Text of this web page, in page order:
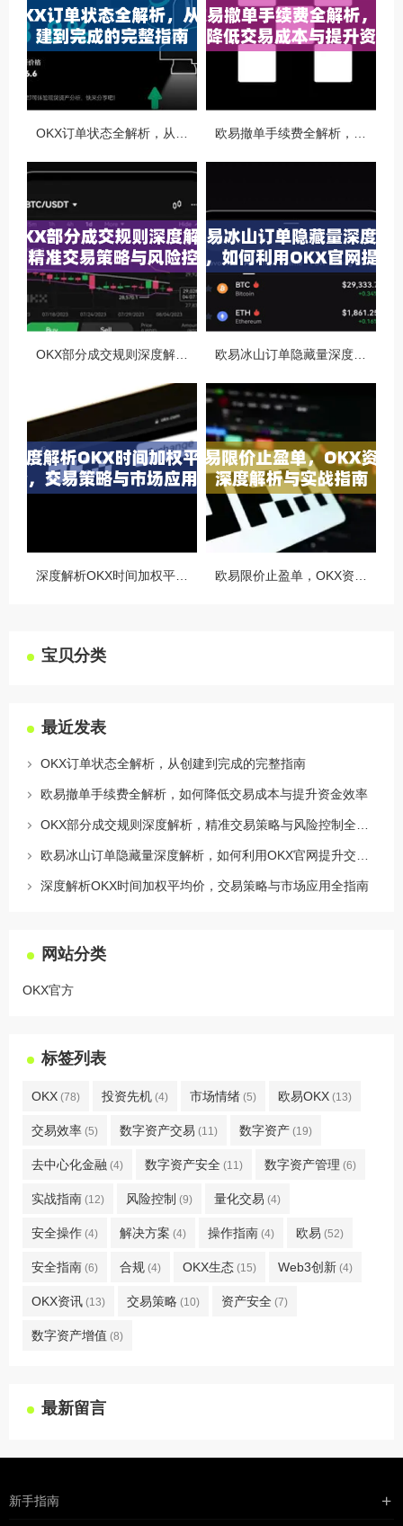
宝贝分类
最近发表
OKX订单状态全解析，从创建到完成的完整指南
欧易撤单手续费全解析，如何降低交易成本与提升资金效率
深度解析OKX时间加权平均价，交易策略与市场应用全指南
网站分类
OKX官方
标签列表
OKX (78) 投资先机 (4) 市场情绪 (5) 欧易OKX (13)
交易效率 (5) 数字资产交易 (11) 数字资产 (19)
去中心化金融 (4) 数字资产安全 (11) 数字资产管理 (6)
实战指南 (12) 风险控制 (9) 量化交易 (4)
安全操作 (4) 解决方案 (4) 操作指南 (4) 欧易 (52)
安全指南 (6) 合规 (4) OKX生态 (15) Web3创新 (4)
OKX资讯 (13) 交易策略 (10) 资产安全 (7)
数字资产增值 (8)
最新留言
新手指南